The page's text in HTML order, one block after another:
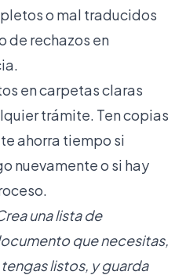
o mal traducidos
de rechazos en
en carpetas claras
trámite. Ten copias
ahorra tiempo si
nuevamente o si hay
una lista de
que necesitas,
listos, y guarda